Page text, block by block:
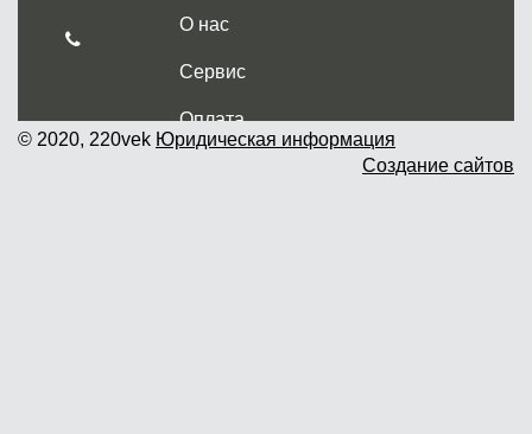
О нас
Сервис
Оплата
Доставка и самовывоз
© 2020, 220vek Юридическая информация
Создание сайтов